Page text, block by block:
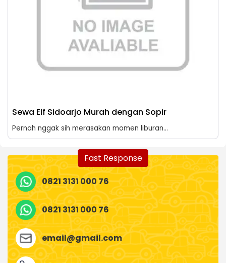
Sewa Elf Sidoarjo Murah dengan Sopir
Pernah nggak sih merasakan momen liburan...
Fast Response
0821 3131 000 76
0821 3131 000 76
email@gmail.com